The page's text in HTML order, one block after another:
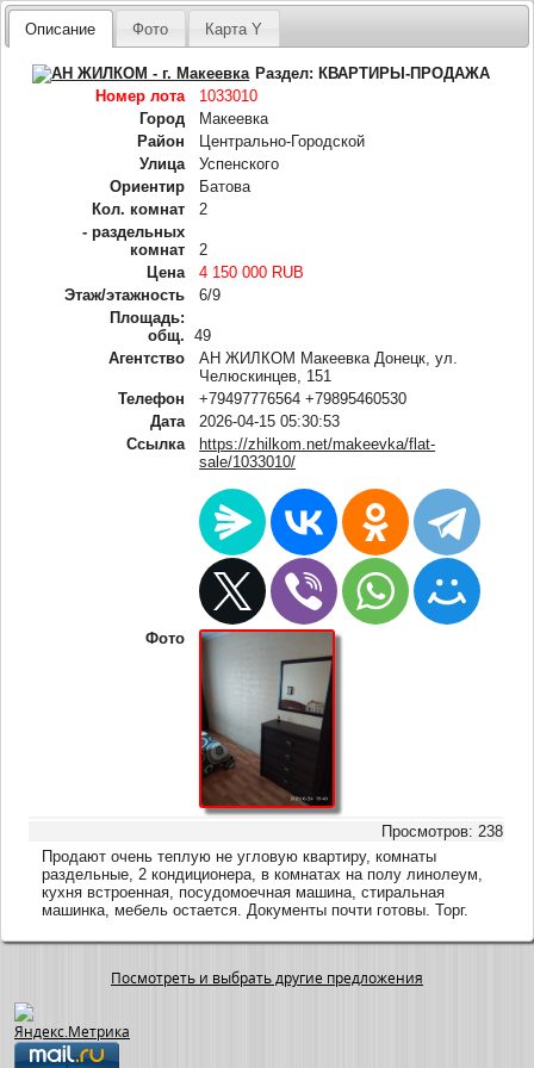
Описание Фото Карта Y
Раздел:КВАРТИРЫ-ПРОДАЖА
Номер лота
1033010
Город
Макеевка
Район
Центрально-Городской
Улица
Успенского
Ориентир
Батова
Кол. комнат
2
- раздельных
комнат
2
Цена
4 150 000 RUB
Этаж/этажность
6/9
Площадь:
общ.
49
Агентство
АН ЖИЛКОМ Макеевка Донецк, ул.
Челюскинцев, 151
Телефон
+79497776564 +79895460530
Дата
2026-04-15 05:30:53
Ссылка
https://zhilkom.net/makeevka/flat-
sale/1033010/
Фото
Просмотров: 238
Продают очень теплую не угловую квартиру, комнаты
раздельные, 2 кондиционера, в комнатах на полу линолеум,
кухня встроенная, посудомоечная машина, стиральная
машинка, мебель остается. Документы почти готовы. Торг.
Посмотреть и выбрать другие предложения